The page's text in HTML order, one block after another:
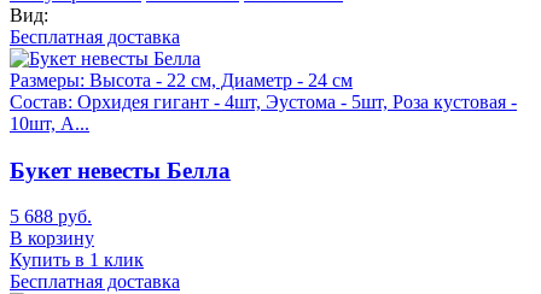
Вид:
Бесплатная доставка
Размеры: Высота - 22 см, Диаметр - 24 см
Состав: Орхидея гигант - 4шт, Эустома - 5шт, Роза кустовая -
10шт, А...
Букет невесты Белла
5 688 руб.
В корзину
Купить в 1 клик
Бесплатная доставка